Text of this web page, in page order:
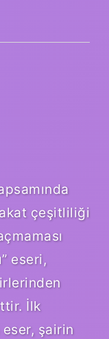
çeşitliliği
eseri,
İlk
eser, şairin